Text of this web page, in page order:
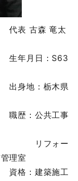
太
S63
木県
工事
ー
理室
施工